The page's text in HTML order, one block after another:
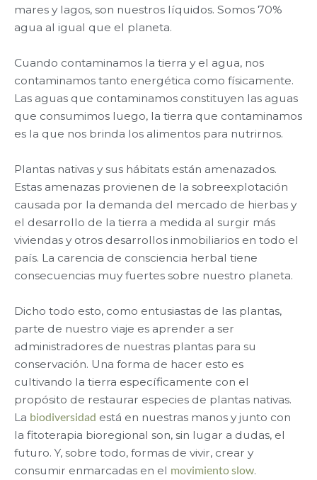
mares y lagos, son nuestros líquidos. Somos 70%
agua al igual que el planeta.
Cuando contaminamos la tierra y el agua, nos
contaminamos tanto energética como físicamente.
Las aguas que contaminamos constituyen las aguas
que consumimos luego, la tierra que contaminamos
es la que nos brinda los alimentos para nutrirnos.
Plantas nativas y sus hábitats están amenazados.
Estas amenazas provienen de la sobreexplotación
causada por la demanda del mercado de hierbas y
el desarrollo de la tierra a medida al surgir más
viviendas y otros desarrollos inmobiliarios en todo el
país. La carencia de consciencia herbal tiene
consecuencias muy fuertes sobre nuestro planeta.
Dicho todo esto, como entusiastas de las plantas,
parte de nuestro viaje es aprender a ser
administradores de nuestras plantas para su
conservación. Una forma de hacer esto es
cultivando la tierra específicamente con el
propósito de restaurar especies de plantas nativas.
La biodiversidad está en nuestras manos y junto con
la fitoterapia bioregional son, sin lugar a dudas, el
futuro. Y, sobre todo, formas de vivir, crear y
consumir enmarcadas en el movimiento slow.